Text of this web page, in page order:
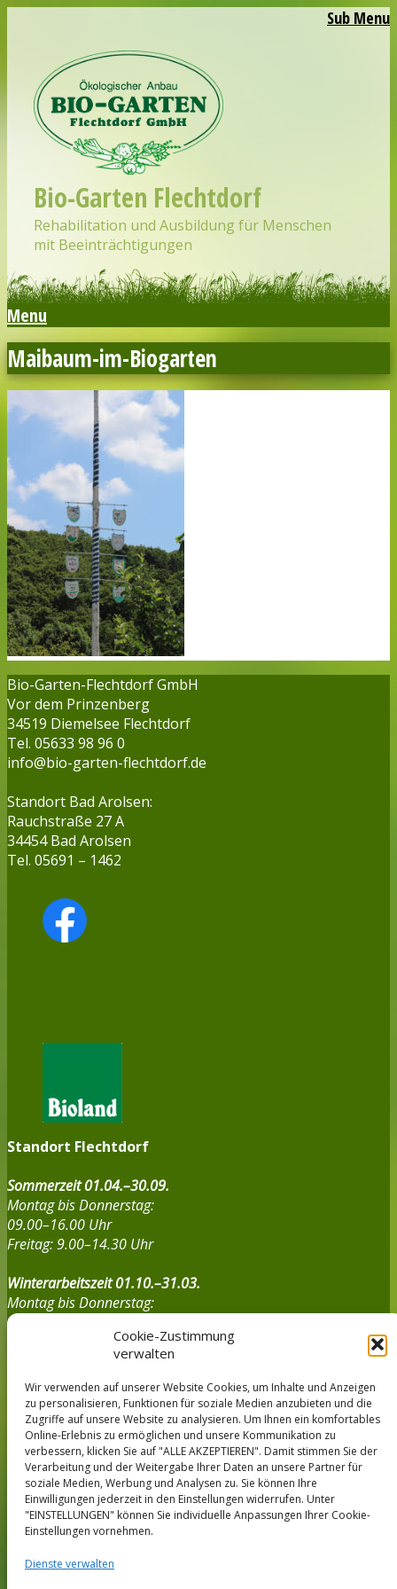
Cookie-Zustimmung
verwalten
Wir verwenden auf unserer Website Cookies, um Inhalte und Anzeigen
zu personalisieren, Funktionen für soziale Medien anzubieten und die
Zugriffe auf unsere Website zu analysieren. Um Ihnen ein komfortables
Online-Erlebnis zu ermöglichen und unsere Kommunikation zu
verbessern, klicken Sie auf "ALLE AKZEPTIEREN". Damit stimmen Sie der
Verarbeitung und der Weitergabe Ihrer Daten an unsere Partner für
soziale Medien, Werbung und Analysen zu. Sie können Ihre
Einwilligungen jederzeit in den Einstellungen widerrufen. Unter
"EINSTELLUNGEN" können Sie individuelle Anpassungen Ihrer Cookie-
Einstellungen vornehmen.
Dienste verwalten
Sub Menu
Bio-Garten Flechtdorf
Rehabilitation und Ausbildung für Menschen
mit Beeinträchtigungen
Menu
Maibaum-im-Biogarten
Bio-Garten-Flechtdorf GmbH
Vor dem Prinzenberg
34519 Diemelsee Flechtdorf
Tel. 05633 98 96 0
info@bio-garten-flechtdorf.de
Standort Bad Arolsen:
Rauchstraße 27 A
34454 Bad Arolsen
Tel. 05691 – 1462
Standort Flechtdorf
Sommerzeit 01.04.–30.09.
Montag bis Donnerstag:
09.00–16.00 Uhr
Freitag: 9.00–14.30 Uhr
Winterarbeitszeit 01.10.–31.03.
Montag bis Donnerstag:
9.00–15.00 Uhr
Freitag: 9.00–14.00 Uhr
Montag bis Donnerstag:
9.00–15.00 Uhr
Freitag:von 9.00–13.00 Uhr
---------
Lieferungs- und Zahlungsbedingungen
Impressum